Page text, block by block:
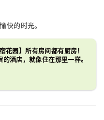
快的时光。
花园】所有房间都有厨房！
酒店，就像住在那里一样。